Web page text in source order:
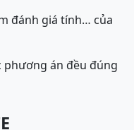
đánh giá tính… của
phương án đều đúng